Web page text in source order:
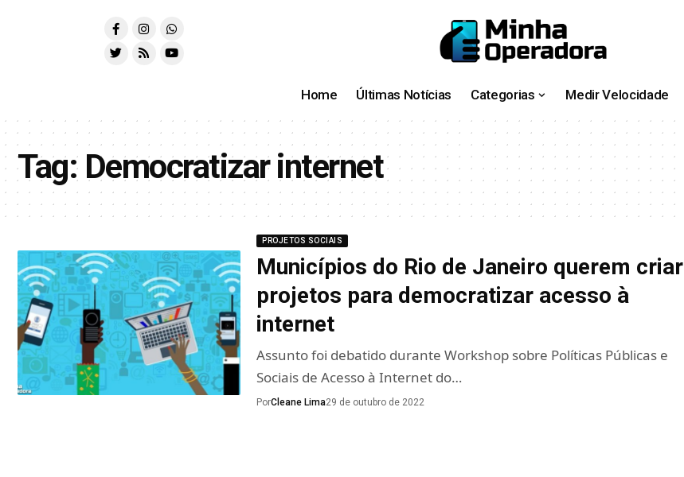
Home Últimas Notícias Categorias Medir Velocidade
Tag: Democratizar internet
PROJETOS SOCIAIS
Municípios do Rio de Janeiro querem criar
projetos para democratizar acesso à
internet
Assunto foi debatido durante Workshop sobre Políticas Públicas e
Sociais de Acesso à Internet do…
PorCleane Lima29 de outubro de 2022